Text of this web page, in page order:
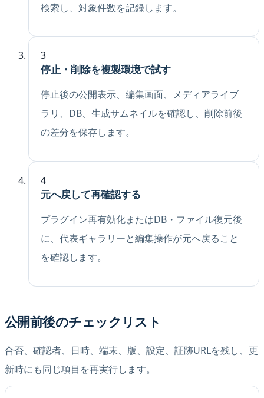
検索し、対象件数を記録します。
3
停止・削除を複製環境で試す
停止後の公開表示、編集画面、メディアライブ
ラリ、DB、生成サムネイルを確認し、削除前後
の差分を保存します。
4
元へ戻して再確認する
プラグイン再有効化またはDB・ファイル復元後
に、代表ギャラリーと編集操作が元へ戻ること
を確認します。
公開前後のチェックリスト
合否、確認者、日時、端末、版、設定、証跡URLを残し、更
新時にも同じ項目を再実行します。